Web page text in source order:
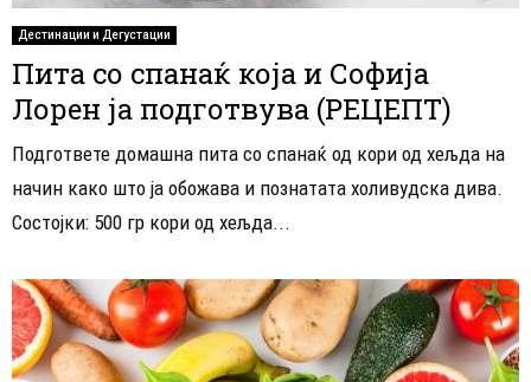
Дестинации и Дегустации
Пита со спанаќ која и Софија
Лорен ја подготвува (РЕЦЕПТ)
Подгответе домашна пита со спанаќ од кори од хељда на
начин како што ја обожава и познатата холивудска дива.
Состојки: 500 гр кори од хељда...